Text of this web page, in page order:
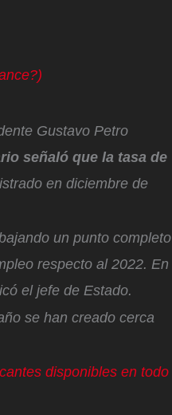
Gustavo Petro
señaló que la tasa de
en diciembre de
un punto completo
respecto al 2022. En
el jefe de Estado.
se han creado cerca
disponibles en todo